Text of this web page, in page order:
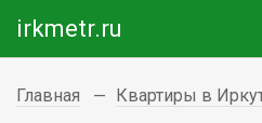
irkmetr.ru
Главная Квартиры в